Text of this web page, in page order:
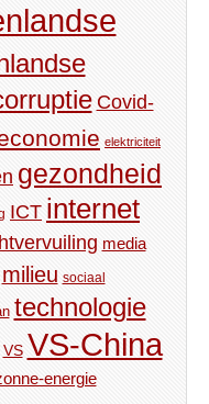
Covid-
elektriciteit
gezondheid
ICT internet
media
milieu sociaal
technologie
VS VS-China
energie